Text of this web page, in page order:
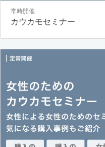
常時開催
カウカモセミナー